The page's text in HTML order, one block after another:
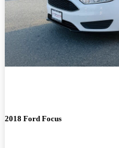
2018 Ford Focus